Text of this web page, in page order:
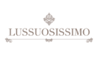
contenuto